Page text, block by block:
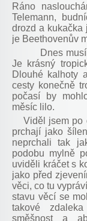
Ráno
Telemann,
drozd a kukačka
je Beethovenův
Dnes musím
Je krásný
Dlouhé kalhoty
cesty konečně
počasí by
měsíc lilo.
Viděl jsem po
prchají jako
neprchali tak
podobu mylně
uviděli kráčet s
jako před
věci, co tu
stavu věcí se
takové
směšnost a